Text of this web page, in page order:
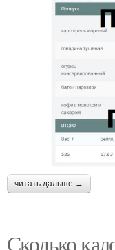
читать дальше →
Сколько